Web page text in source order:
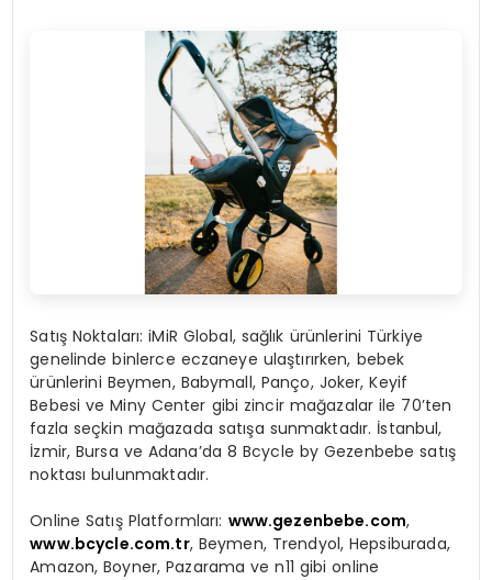
Satış Noktaları: iMiR Global, sağlık ürünlerini Türkiye
genelinde binlerce eczaneye ulaştırırken, bebek
ürünlerini Beymen, Babymall, Panço, Joker, Keyif
Bebesi ve Miny Center gibi zincir mağazalar ile 70’ten
fazla seçkin mağazada satışa sunmaktadır. İstanbul,
İzmir, Bursa ve Adana’da 8 Bcycle by Gezenbebe satış
noktası bulunmaktadır.
Online Satış Platformları: www.gezenbebe.com,
www.bcycle.com.tr, Beymen, Trendyol, Hepsiburada,
Amazon, Boyner, Pazarama ve n11 gibi online